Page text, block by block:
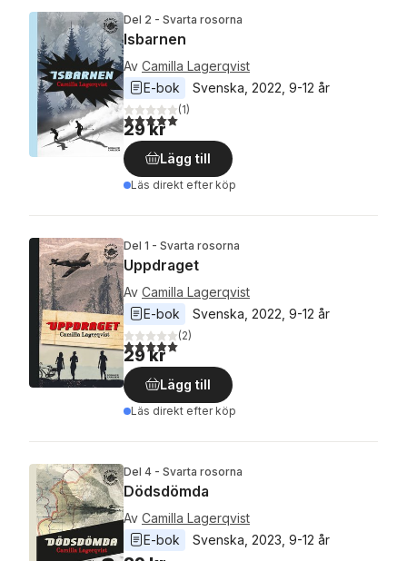
Del 2 - Svarta rosorna
Isbarnen
Av Camilla Lagerqvist
E-bok
Svenska 2022 9-12 år
5,0utav 5 stjärnor. Totalt antal röster:
(1)
29 kr
Lägg till
Läs direkt efter köp
Del 1 - Svarta rosorna
Uppdraget
Av Camilla Lagerqvist
E-bok
Svenska 2022 9-12 år
5,0utav 5 stjärnor. Totalt antal röster:
(2)
29 kr
Lägg till
Läs direkt efter köp
Del 4 - Svarta rosorna
Dödsdömda
Av Camilla Lagerqvist
E-bok
Svenska 2023 9-12 år